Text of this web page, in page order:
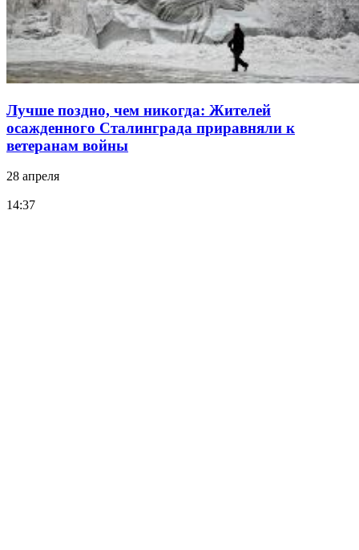
Лучше поздно, чем никогда: Жителей
осажденного Сталинграда приравняли к
ветеранам войны
28 апреля
14:37